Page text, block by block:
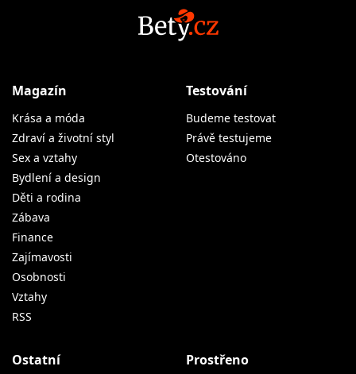
Magazín
Krása a móda
Zdraví a životní styl
Sex a vztahy
Bydlení a design
Děti a rodina
Zábava
Finance
Zajímavosti
Osobnosti
Vztahy
RSS
Testování
Budeme testovat
Právě testujeme
Otestováno
Ostatní Prostřeno